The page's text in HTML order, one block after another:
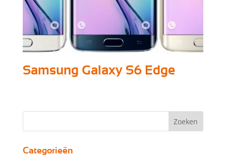
Samsung Galaxy S6 Edge
Categorieën